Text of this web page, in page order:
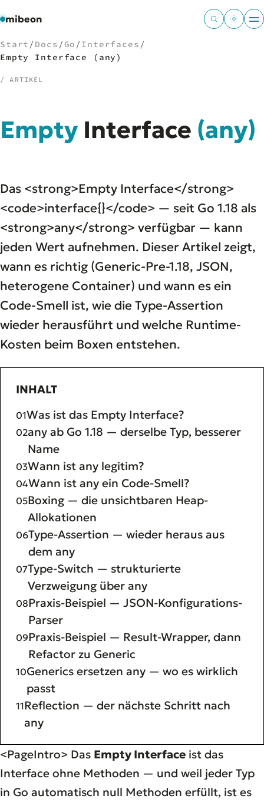
mibeon
01 Start
MB
05Docs
06Tools
07Welten
Start / Docs /Go / Interfaces /
Empty Interface (any)
/ ARTIKEL
Empty Interface (any)
Das <strong>Empty Interface</strong>
<code>interface{}</code> — seit Go 1.18 als
<strong>any</strong> verfügbar — kann
jeden Wert aufnehmen. Dieser Artikel zeigt,
wann es richtig (Generic-Pre-1.18, JSON,
heterogene Container) und wann es ein
Code-Smell ist, wie die Type-Assertion
wieder herausführt und welche Runtime-
Kosten beim Boxen entstehen.
INHALT
Was ist das Empty Interface?
any ab Go 1.18 — derselbe Typ, besserer
Name
Wann ist any legitim?
Wann ist any ein Code-Smell?
Boxing — die unsichtbaren Heap-
Allokationen
Type-Assertion — wieder heraus aus
dem any
Type-Switch — strukturierte
Verzweigung über any
Praxis-Beispiel — JSON-Konfigurations-
Parser
Praxis-Beispiel — Result-Wrapper, dann
Refactor zu Generic
Generics ersetzen any — wo es wirklich
passt
Reflection — der nächste Schritt nach
any
<PageIntro> Das Empty Interface ist das
Interface ohne Methoden — und weil jeder Typ
in Go automatisch null Methoden erfüllt, ist es